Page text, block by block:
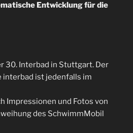
Entwicklung für die
30. Interbad in Stuttgart. Der
interbad ist jedenfalls im
Impressionen und Fotos von
des SchwimmMobil